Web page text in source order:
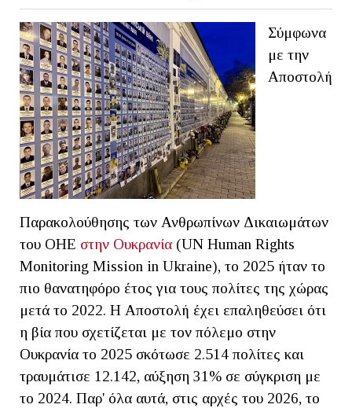
Σύμφωνα
με την
Αποστολή
Παρακολούθησης των Ανθρωπίνων Δικαιωμάτων
του ΟΗΕ στην Ουκρανία (UN Human Rights
Monitoring Mission in Ukraine), το 2025 ήταν το
πιο θανατηφόρο έτος για τους πολίτες της χώρας
μετά το 2022. Η Αποστολή έχει επαληθεύσει ότι
η βία που σχετίζεται με τον πόλεμο στην
Ουκρανία το 2025 σκότωσε 2.514 πολίτες και
τραυμάτισε 12.142, αύξηση 31% σε σύγκριση με
το 2024. Παρ' όλα αυτά, στις αρχές του 2026, το